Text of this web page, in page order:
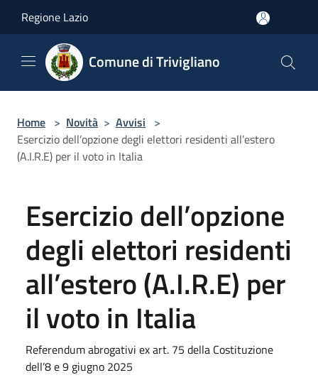
Regione Lazio
Comune di Trivigliano
Home > Novità > Avvisi >
Esercizio dell’opzione degli elettori residenti all’estero
(A.I.R.E) per il voto in Italia
Esercizio dell’opzione
degli elettori residenti
all’estero (A.I.R.E) per
il voto in Italia
Referendum abrogativi ex art. 75 della Costituzione
dell’8 e 9 giugno 2025